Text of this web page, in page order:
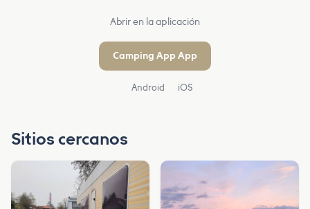
Abrir en la aplicación
Camping App App
Android iOS
Sitios cercanos